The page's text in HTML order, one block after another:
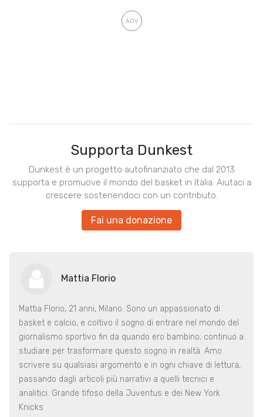
Supporta Dunkest
Dunkest è un progetto autofinanziato che dal 2013
supporta e promuove il mondo del basket in Italia. Aiutaci a
crescere sostenendoci con un contributo.
Fai una donazione
Mattia Florio
Mattia Florio, 21 anni, Milano. Sono un appassionato di
basket e calcio, e coltivo il sogno di entrare nel mondo del
giornalismo sportivo fin da quando ero bambino; continuo a
studiare per trasformare questo sogno in realtà. Amo
scrivere su qualsiasi argomento e in ogni chiave di lettura,
passando dagli articoli più narrativi a quelli tecnici e
analitici. Grande tifoso della Juventus e dei New York
Knicks